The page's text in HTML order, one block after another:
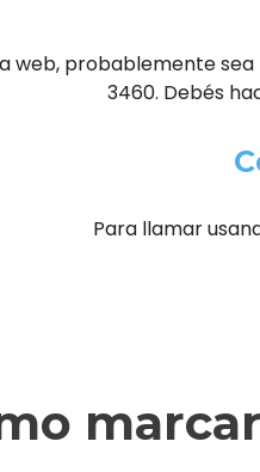
web, probablemente
3460. Debés
Para llamar